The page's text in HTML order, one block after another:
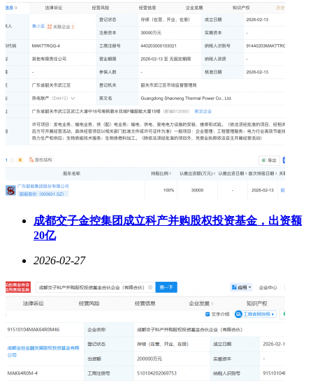
成都交子金控集团成立科产并购股权投资基金，出资额
20亿
2026-02-27